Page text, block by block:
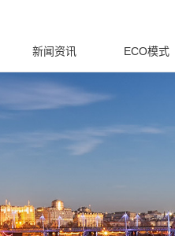
新闻资讯 ECO模式